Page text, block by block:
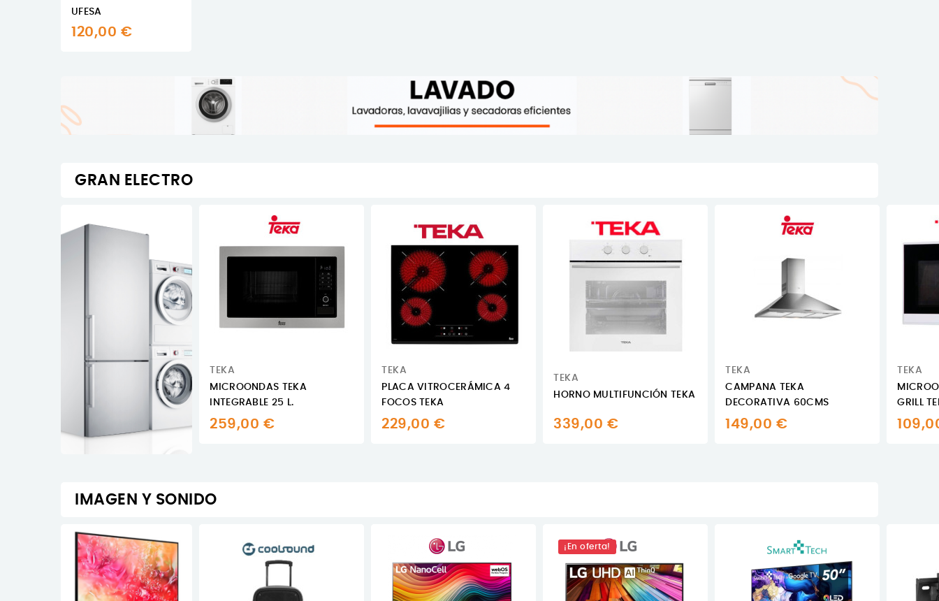
UFESA
120,00 €
GRAN ELECTRO
TEKA
MICROONDAS TEKA
INTEGRABLE 25 L.
259,00 €
TEKA
PLACA VITROCERÁMICA 4
FOCOS TEKA
229,00 €
TEKA
HORNO MULTIFUNCIÓN TEKA
339,00 €
TEKA
CAMPANA TEKA
DECORATIVA 60CMS
149,00 €
TEKA
GRILL
IMAGEN Y SONIDO
¡En oferta!